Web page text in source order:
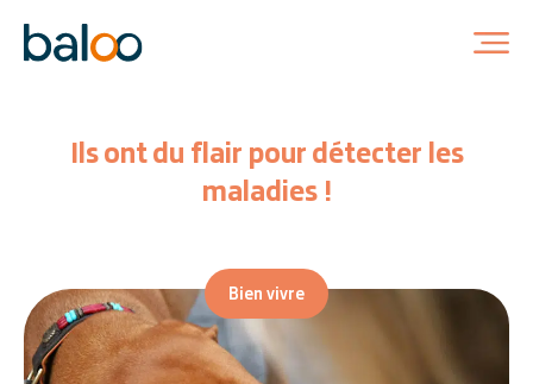
Ils ont du flair pour détecter les
maladies !
Bien vivre